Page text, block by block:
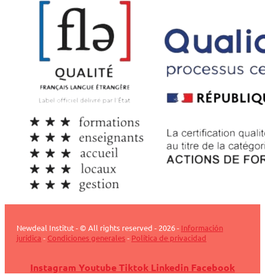
Newdeal Institut - © All rights reserved - 2026 - Información
jurídica - Condiciones generales - Política de privacidad
Instagram YoutubeTiktok Linkedin Facebook